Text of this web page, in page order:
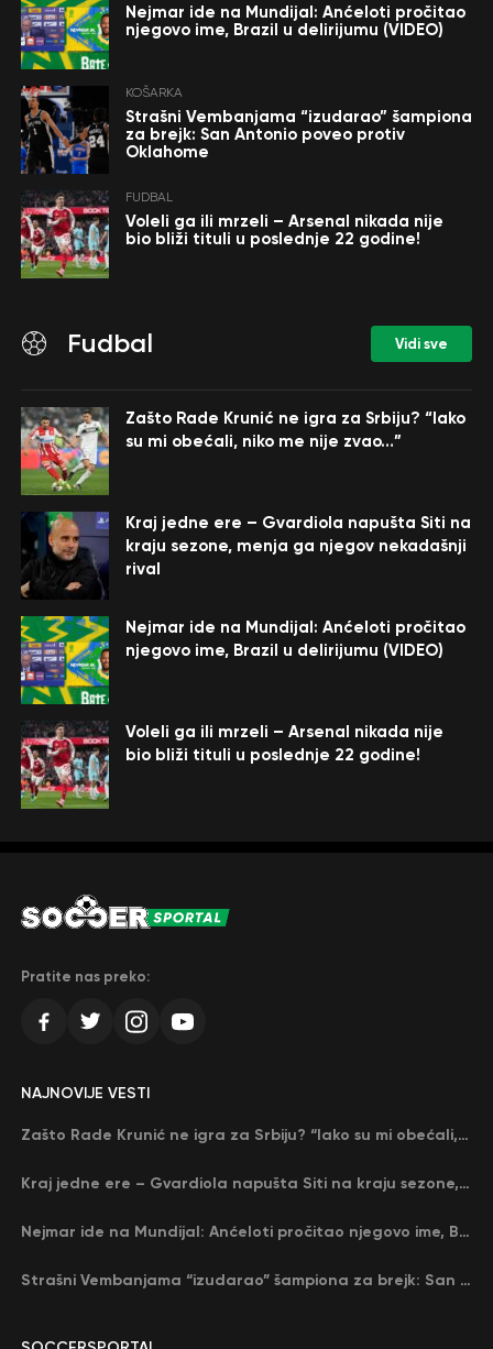
Nejmar ide na Mundijal: Anćeloti pročitao
njegovo ime, Brazil u delirijumu (VIDEO)
KOŠARKA
Strašni Vembanjama “izudarao” šampiona
za brejk: San Antonio poveo protiv
Oklahome
FUDBAL
Voleli ga ili mrzeli – Arsenal nikada nije
bio bliži tituli u poslednje 22 godine!
Fudbal Vidi sve
Zašto Rade Krunić ne igra za Srbiju? “Iako
su mi obećali, niko me nije zvao…”
Kraj jedne ere – Gvardiola napušta Siti na
kraju sezone, menja ga njegov nekadašnji
rival
Nejmar ide na Mundijal: Anćeloti pročitao
njegovo ime, Brazil u delirijumu (VIDEO)
Voleli ga ili mrzeli – Arsenal nikada nije
bio bliži tituli u poslednje 22 godine!
Pratite nas preko:
NAJNOVIJE VESTI
Zašto Rade Krunić ne igra za Srbiju? “Iako su mi obećali, niko me nije zvao…”
Kraj jedne ere – Gvardiola napušta Siti na kraju sezone, menja ga njegov nekadašnji rival
Nejmar ide na Mundijal: Anćeloti pročitao njegovo ime, Brazil u delirijumu (VIDEO)
Strašni Vembanjama “izudarao” šampiona za brejk: San Antonio poveo protiv Oklahome